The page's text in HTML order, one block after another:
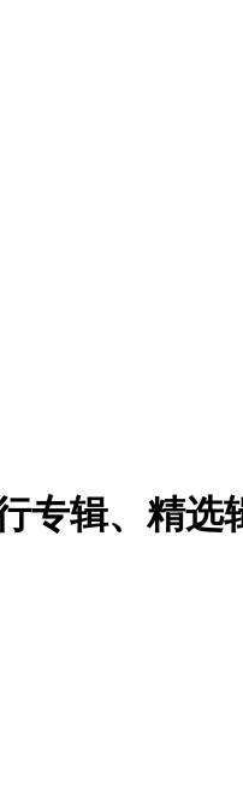
专辑、精